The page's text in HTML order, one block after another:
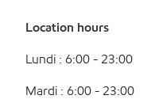
Location hours
Lundi : 6:00 - 23:00
Mardi : 6:00 - 23:00